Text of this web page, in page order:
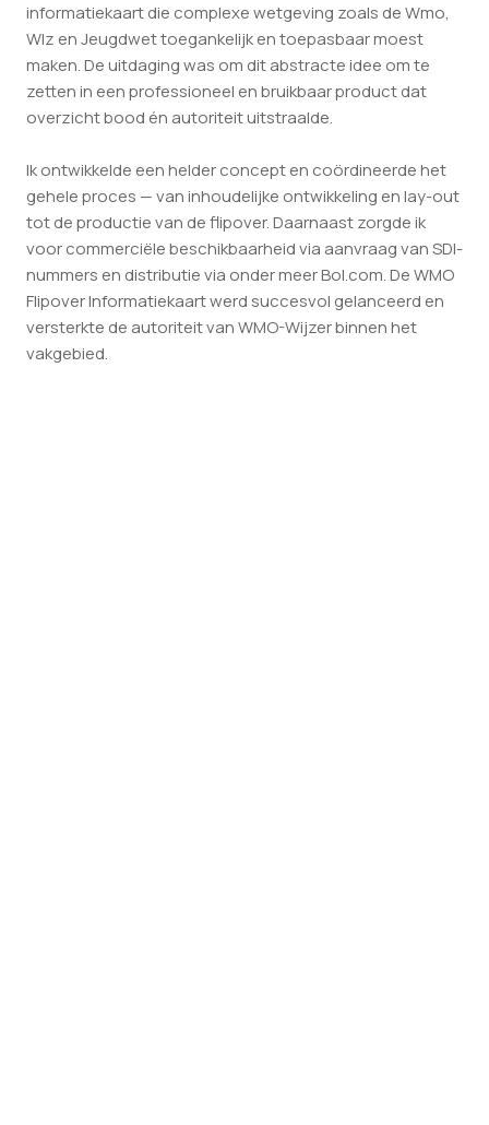
informatiekaart die complexe wetgeving zoals de Wmo,
Wlz en Jeugdwet toegankelijk en toepasbaar moest
maken. De uitdaging was om dit abstracte idee om te
zetten in een professioneel en bruikbaar product dat
overzicht bood én autoriteit uitstraalde.
Ik ontwikkelde een helder concept en coördineerde het
gehele proces — van inhoudelijke ontwikkeling en lay-out
tot de productie van de flipover. Daarnaast zorgde ik
voor commerciële beschikbaarheid via aanvraag van SDI-
nummers en distributie via onder meer Bol.com. De WMO
Flipover Informatiekaart werd succesvol gelanceerd en
versterkte de autoriteit van WMO-Wijzer binnen het
vakgebied.